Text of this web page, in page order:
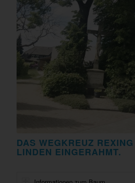
DAS WEGKREUZ
LINDEN EINGERAHMT.